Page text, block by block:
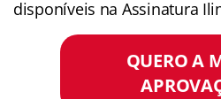
disponíveis na Assinatura
QUERO A